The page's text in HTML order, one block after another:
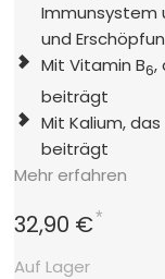
Immunsystem
und
Mit Vitamin B6,
beiträgt
Mit Kalium,
beiträgt
Mehr erfahren
32,90 €*
Auf Lager